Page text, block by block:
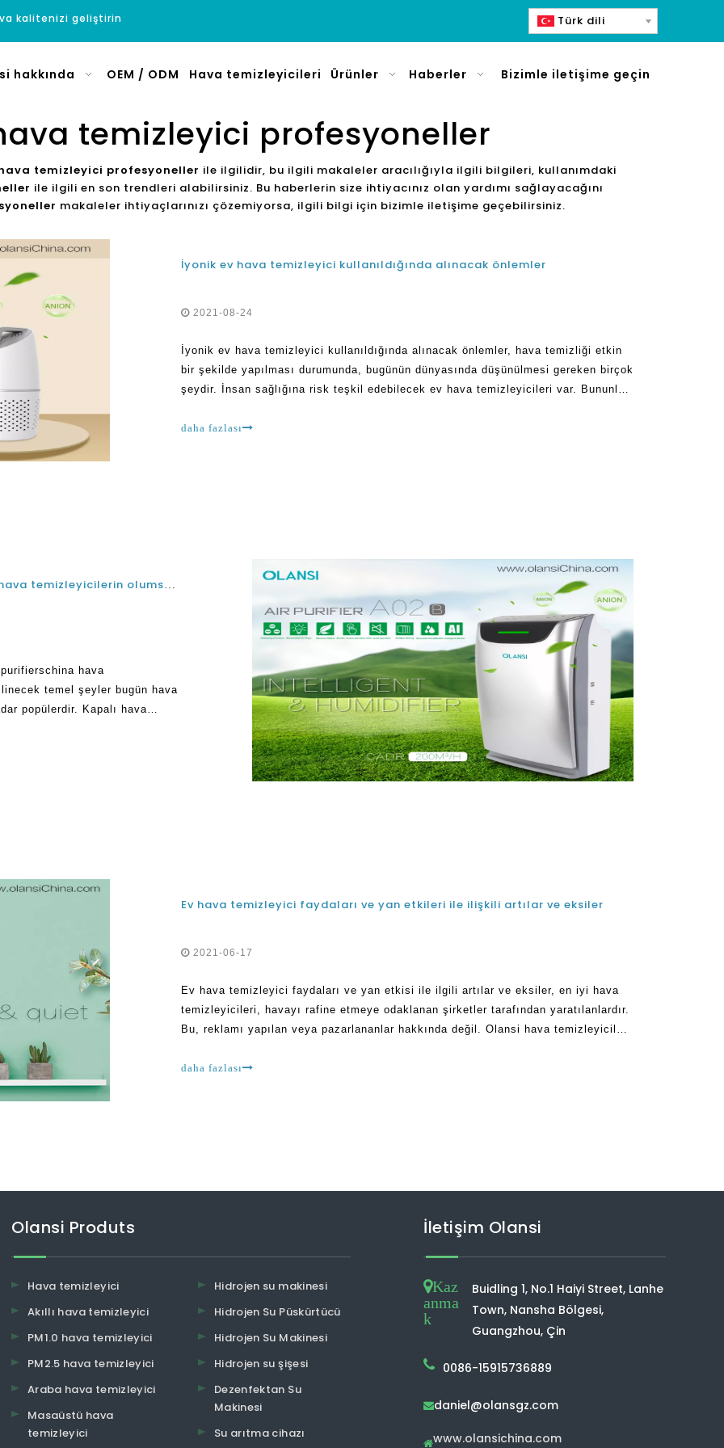
kalitenizi geliştirin Türk dili
hakkında OEM / ODM Hava temizleyicileri Ürünler Haberler Bizimle iletişime geçin
temizleyici profesyoneller
temizleyici profesyoneller ile ilgilidir, bu ilgili makaleler aracılığıyla ilgili bilgileri, kullanımdaki
ile ilgili en son trendleri alabilirsiniz. Bu haberlerin size ihtiyacınız olan yardımı sağlayacağını
makaleler ihtiyaçlarınızı çözemiyorsa, ilgili bilgi için bizimle iletişime geçebilirsiniz.
İyonik ev hava temizleyici kullanıldığında alınacak önlemler
2021-08-24
İyonik ev hava temizleyici kullanıldığında alınacak önlemler, hava temizliği etkin
bir şekilde yapılması durumunda, bugünün dünyasında düşünülmesi gereken birçok
şeydir. İnsan sağlığına risk teşkil edebilecek ev hava temizleyicileri var. Bununla
daha fazlası
Negatif iyon hava temizleyici fonksiyonu ve hava temizleyicilerin olumsuz yan etkileri hakkında bilgi edinmek için temel şeyler
hava
temel şeyler bugün hava
popülerdir. Kapalı hava
Ev hava temizleyici faydaları ve yan etkileri ile ilişkili artılar ve eksiler
2021-06-17
Ev hava temizleyici faydaları ve yan etkisi ile ilgili artılar ve eksiler, en iyi hava
temizleyicileri, havayı rafine etmeye odaklanan şirketler tarafından yaratılanlardır.
Bu, reklamı yapılan veya pazarlananlar hakkında değil. Olansi hava temizleyicileri
daha fazlası
Olansi Produts
Hava temizleyici
Akıllı hava temizleyici
PM1.0 hava temizleyici
PM2.5 hava temizleyici
Araba hava temizleyici
Masaüstü hava
temizleyici
Hidrojen su makinesi
Hidrojen Su Püskürtücü
Hidrojen Su Makinesi
Hidrojen su şişesi
Dezenfektan Su
Makinesi
Su arıtma cihazı
İletişim Olansi
Kaz
anma
k
Buidling 1, No.1 Haiyi Street, Lanhe
Town, Nansha Bölgesi,
Guangzhou, Çin
0086-15915736889
daniel@olansgz.com
www.olansichina.com